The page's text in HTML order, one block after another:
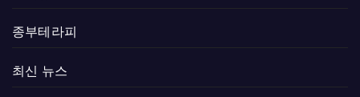
종부테라피
최신 뉴스